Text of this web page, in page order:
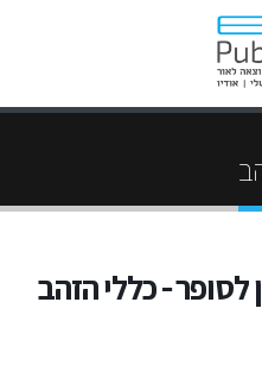
לסופר - כללי הזהב